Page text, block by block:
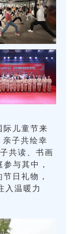
际儿童节来
亲子共绘幸
共读、书画
与其中，
日礼物，
入温暖力